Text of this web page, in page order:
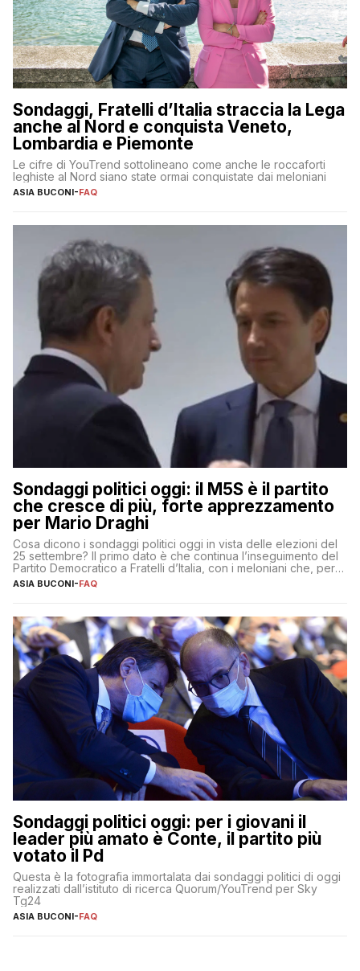
Sondaggi, Fratelli d’Italia straccia la Lega
anche al Nord e conquista Veneto,
Lombardia e Piemonte
Le cifre di YouTrend sottolineano come anche le roccaforti
leghiste al Nord siano state ormai conquistate dai meloniani
ASIA BUCONI-FAQ
Sondaggi politici oggi: il M5S è il partito
che cresce di più, forte apprezzamento
per Mario Draghi
Cosa dicono i sondaggi politici oggi in vista delle elezioni del
25 settembre? Il primo dato è che continua l’inseguimento del
Partito Democratico a Fratelli d’Italia, con i meloniani che, però,
sembrano accumulare sempre più distacco affermandosi come
primo partito con il 24% (+0,7% rispetto a fine luglio), un
ASIA BUCONI-FAQ
Sondaggi politici oggi: per i giovani il
leader più amato è Conte, il partito più
votato il Pd
Questa è la fotografia immortalata dai sondaggi politici di oggi
realizzati dall’istituto di ricerca Quorum/YouTrend per Sky
Tg24
ASIA BUCONI-FAQ